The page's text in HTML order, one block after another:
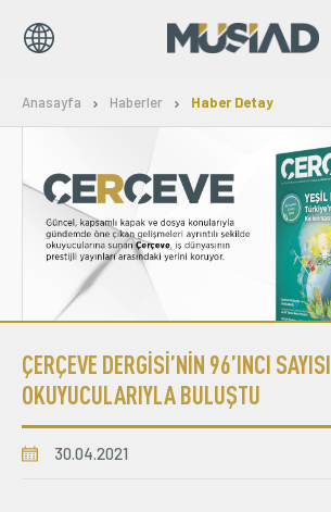
Markalar
Haberler
Yayınlar
Sosyal Sorumluluk
Bilgi Merkezi
Anasayfa Haberler Haber Detay
ÇERÇEVE DERGİSİ’NİN 96’INCI SAYISI
OKUYUCULARIYLA BULUŞTU
30.04.2021